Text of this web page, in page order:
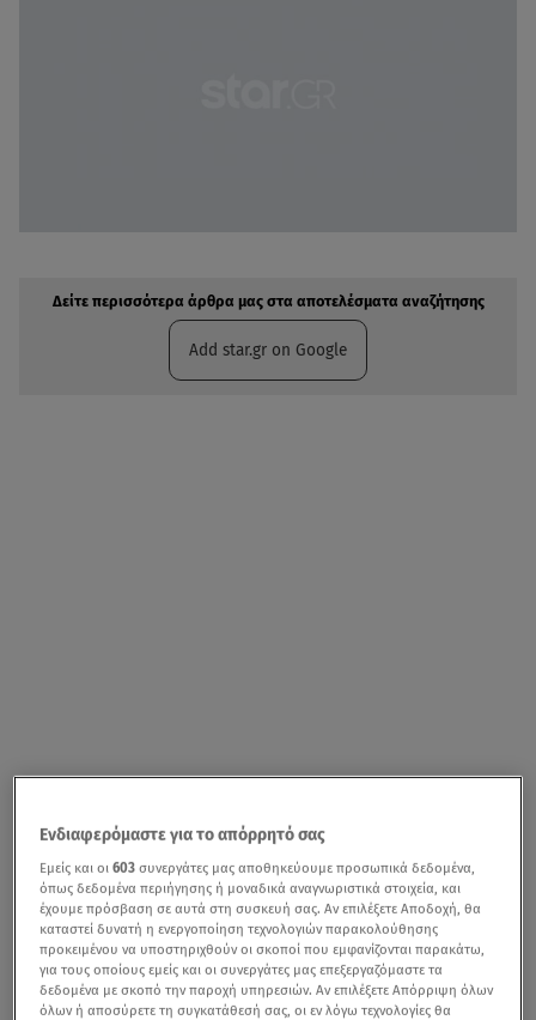
Δείτε περισσότερα άρθρα μας στα αποτελέσματα αναζήτησης
Add star.gr on Google
Ενδιαφερόμαστε για το απόρρητό σας
Εμείς και οι603 συνεργάτες μας αποθηκεύουμε προσωπικά δεδομένα,
όπως δεδομένα περιήγησης ή μοναδικά αναγνωριστικά στοιχεία, και
έχουμε πρόσβαση σε αυτά στη συσκευή σας. Αν επιλέξετε Αποδοχή, θα
καταστεί δυνατή η ενεργοποίηση τεχνολογιών παρακολούθησης
προκειμένου να υποστηριχθούν οι σκοποί που εμφανίζονται παρακάτω,
για τους οποίους εμείς και οι συνεργάτες μας επεξεργαζόμαστε τα
δεδομένα με σκοπό την παροχή υπηρεσιών. Αν επιλέξετε Απόρριψη όλων
όλων ή αποσύρετε τη συγκατάθεσή σας, οι εν λόγω τεχνολογίες θα